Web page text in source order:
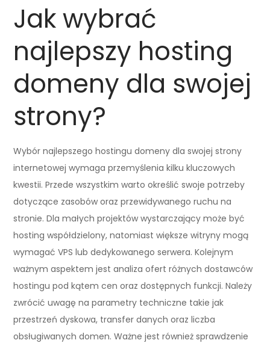
Jak wybrać
najlepszy hosting
domeny dla swojej
strony?
Wybór najlepszego hostingu domeny dla swojej strony
internetowej wymaga przemyślenia kilku kluczowych
kwestii. Przede wszystkim warto określić swoje potrzeby
dotyczące zasobów oraz przewidywanego ruchu na
stronie. Dla małych projektów wystarczający może być
hosting współdzielony, natomiast większe witryny mogą
wymagać VPS lub dedykowanego serwera. Kolejnym
ważnym aspektem jest analiza ofert różnych dostawców
hostingu pod kątem cen oraz dostępnych funkcji. Należy
zwrócić uwagę na parametry techniczne takie jak
przestrzeń dyskowa, transfer danych oraz liczba
obsługiwanych domen. Ważne jest również sprawdzenie